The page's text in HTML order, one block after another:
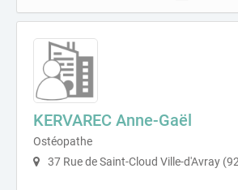
KERVAREC Anne-Gaël
Ostéopathe
37 Rue de Saint-Cloud Ville-d'Avray